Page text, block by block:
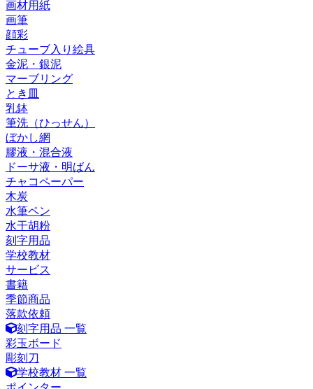
画材用紙
画筆
顔彩
チューブ入り絵具
金泥・銀泥
マーブリング
とき皿
乳鉢
筆洗（ひっせん）
ぼかし網
膠液・混合液
ドーサ液・明ばん
チャコペーパー
木炭
水筆ペン
水干胡粉
刻字用品
学校教材
サービス
書籍
季節商品
落款依頼
刻字用品 一覧
彩玉ボード
彫刻刀
学校教材 一覧